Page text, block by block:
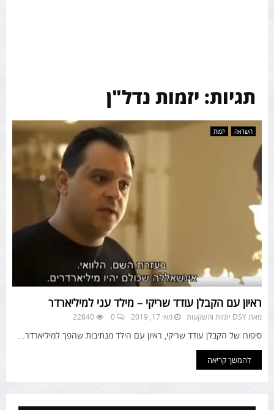
תגיות: יזמות נדל"ן
השראה יזמות
ראיון עם הקבלן עודד שריקי – מילד עני למיליארדר
מאתDSY יזמות והשקעות מאי 17, 2019 0
22840
סיפורו של הקבלן עודד שריקי, ראיון עם הילד מנתיבות שהפך למיליארדר...
להמשך קריאה